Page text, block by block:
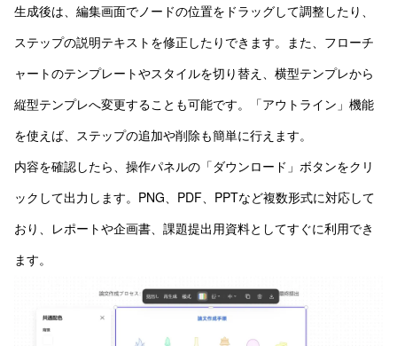
生成後は、編集画面でノードの位置をドラッグして調整したり、
ステップの説明テキストを修正したりできます。また、フローチ
ャートのテンプレートやスタイルを切り替え、横型テンプレから
縦型テンプレへ変更することも可能です。「アウトライン」機能
を使えば、ステップの追加や削除も簡単に行えます。
内容を確認したら、操作パネルの「ダウンロード」ボタンをクリ
ックして出力します。PNG、PDF、PPTなど複数形式に対応して
おり、レポートや企画書、課題提出用資料としてすぐに利用でき
ます。